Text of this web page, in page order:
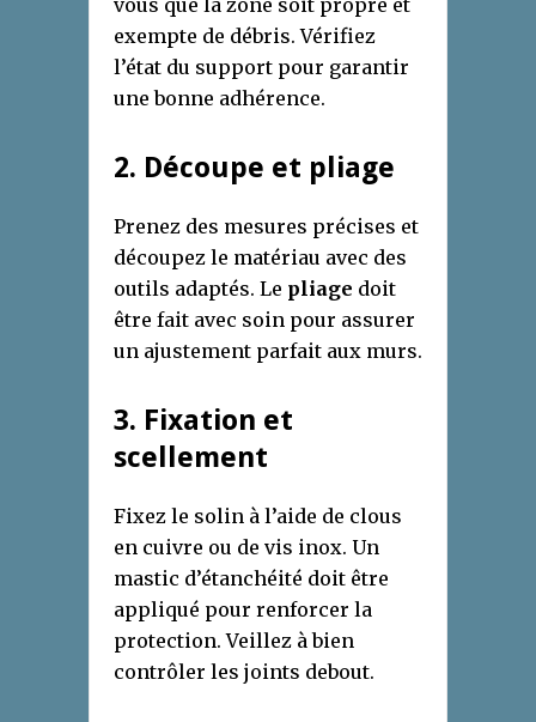
vous que la zone soit propre et
exempte de débris. Vérifiez
l’état du support pour garantir
une bonne adhérence.
2. Découpe et pliage
Prenez des mesures précises et
découpez le matériau avec des
outils adaptés. Le pliage doit
être fait avec soin pour assurer
un ajustement parfait aux murs.
3. Fixation et
scellement
Fixez le solin à l’aide de clous
en cuivre ou de vis inox. Un
mastic d’étanchéité doit être
appliqué pour renforcer la
protection. Veillez à bien
contrôler les joints debout.